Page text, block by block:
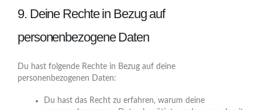
9. Deine Rechte in Bezug auf
personenbezogene Daten
Du hast folgende Rechte in Bezug auf deine
personenbezogenen Daten:
Du hast das Recht zu erfahren, warum deine